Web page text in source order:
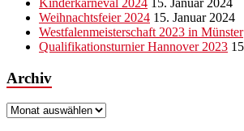
Kinderkarneval 2024 15. Januar 2024
Weihnachtsfeier 2024 15. Januar 2024
Westfalenmeisterschaft 2023 in Münster
Qualifikationsturnier Hannover 2023
Archiv
Archiv